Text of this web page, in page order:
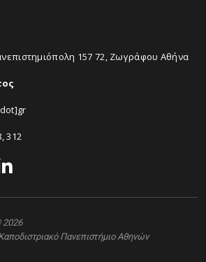
157 72, Ζωγράφου Αθήνα
312
2026
Πανεπιστήμιο Αθηνών